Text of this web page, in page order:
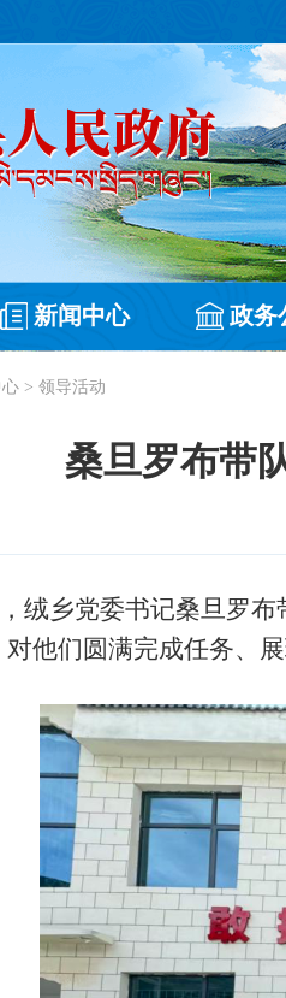
新闻中心 政务
> 领导活动
桑旦罗布带
乡党委书记桑旦罗布
他们圆满完成任务、